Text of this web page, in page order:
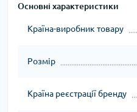
Основні характеристики
Країна-виробник товару
Розмір
Країна реєстрації бренду